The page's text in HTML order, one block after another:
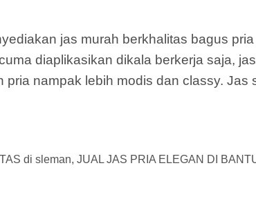
jas murah berkhalitas bagus
diaplikasikan dikala berkerja saja,
nampak lebih modis dan classy. Jas
di sleman, JUAL JAS PRIA ELEGAN DI